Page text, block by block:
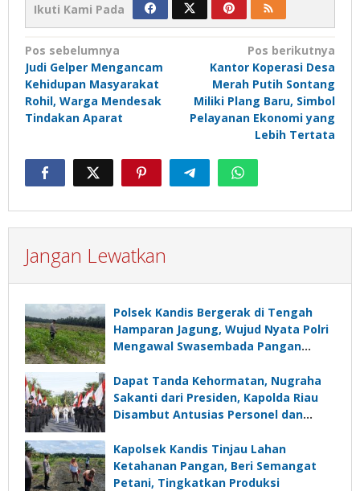
Ikuti Kami Pada
Navigasi
pos
Pos sebelumnya
Judi Gelper Mengancam
Kehidupan Masyarakat
Rohil, Warga Mendesak
Tindakan Aparat
Pos berikutnya
Kantor Koperasi Desa
Merah Putih Sontang
Miliki Plang Baru, Simbol
Pelayanan Ekonomi yang
Lebih Tertata
Jangan Lewatkan
Polsek Kandis Bergerak di Tengah
Hamparan Jagung, Wujud Nyata Polri
Mengawal Swasembada Pangan
Dapat Tanda Kehormatan, Nugraha
Sakanti dari Presiden, Kapolda Riau
Disambut Antusias Personel dan
Kapolsek Kandis Tinjau Lahan
Ketahanan Pangan, Beri Semangat
Petani, Tingkatkan Produksi